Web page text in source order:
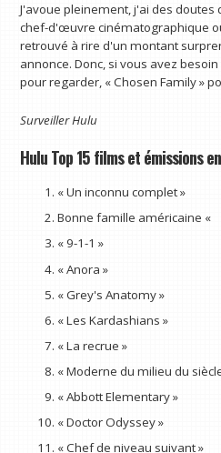
J'avoue pleinement, j'ai des
chef-d'œuvre cinématographique
retrouvé à rire d'un montant
annonce. Donc, si vous avez
pour regarder, « Chosen Family »
SurveillerHulu
Hulu Top 15 films et émissions
« Un inconnu complet »
Bonne famille américaine «
« 9-1-1 »
« Anora »
« Grey's Anatomy »
« Les Kardashians »
« La recrue »
« Moderne du milieu du
« Abbott Elementary »
« Doctor Odyssey »
« Chef de niveau suivant »